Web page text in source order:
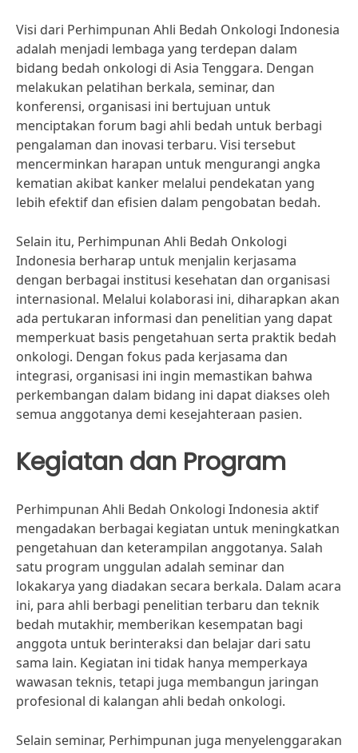
Visi dari Perhimpunan Ahli Bedah Onkologi Indonesia
adalah menjadi lembaga yang terdepan dalam
bidang bedah onkologi di Asia Tenggara. Dengan
melakukan pelatihan berkala, seminar, dan
konferensi, organisasi ini bertujuan untuk
menciptakan forum bagi ahli bedah untuk berbagi
pengalaman dan inovasi terbaru. Visi tersebut
mencerminkan harapan untuk mengurangi angka
kematian akibat kanker melalui pendekatan yang
lebih efektif dan efisien dalam pengobatan bedah.
Selain itu, Perhimpunan Ahli Bedah Onkologi
Indonesia berharap untuk menjalin kerjasama
dengan berbagai institusi kesehatan dan organisasi
internasional. Melalui kolaborasi ini, diharapkan akan
ada pertukaran informasi dan penelitian yang dapat
memperkuat basis pengetahuan serta praktik bedah
onkologi. Dengan fokus pada kerjasama dan
integrasi, organisasi ini ingin memastikan bahwa
perkembangan dalam bidang ini dapat diakses oleh
semua anggotanya demi kesejahteraan pasien.
Kegiatan dan Program
Perhimpunan Ahli Bedah Onkologi Indonesia aktif
mengadakan berbagai kegiatan untuk meningkatkan
pengetahuan dan keterampilan anggotanya. Salah
satu program unggulan adalah seminar dan
lokakarya yang diadakan secara berkala. Dalam acara
ini, para ahli berbagi penelitian terbaru dan teknik
bedah mutakhir, memberikan kesempatan bagi
anggota untuk berinteraksi dan belajar dari satu
sama lain. Kegiatan ini tidak hanya memperkaya
wawasan teknis, tetapi juga membangun jaringan
profesional di kalangan ahli bedah onkologi.
Selain seminar, Perhimpunan juga menyelenggarakan